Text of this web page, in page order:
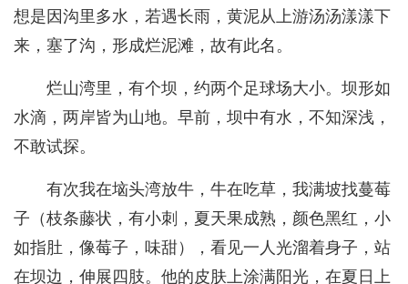
想是因沟里多水，若遇长雨，黄泥从上游汤汤漾漾下
来，塞了沟，形成烂泥滩，故有此名。
烂山湾里，有个坝，约两个足球场大小。坝形如
水滴，两岸皆为山地。早前，坝中有水，不知深浅，
不敢试探。
有次我在垴头湾放牛，牛在吃草，我满坡找蔓莓
子（枝条藤状，有小刺，夏天果成熟，颜色黑红，小
如指肚，像莓子，味甜），看见一人光溜着身子，站
在坝边，伸展四肢。他的皮肤上涂满阳光，在夏日上